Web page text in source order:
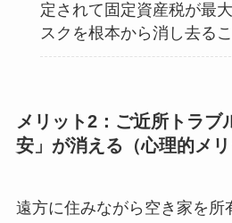
定されて固定資産税が最
スクを根本から消し去る
メリット2：ご近所トラブ
安」が消える（心理的メリ
遠方に住みながら空き家を所